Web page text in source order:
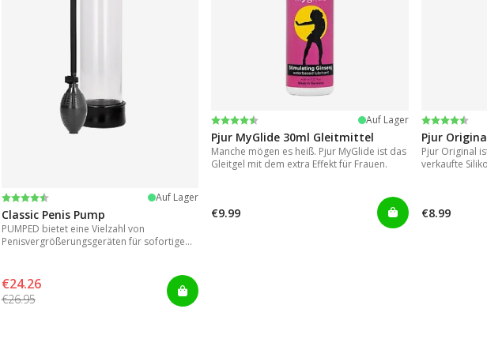
Bewertung:
4.3 von 5 Sternen Auf Lager
Classic Penis Pump
PUMPED bietet eine Vielzahl von
Penisvergrößerungsgeräten für sofortige
€24.26
€26.95
Bewertung:
4.2 von 5 Sternen Auf Lager
Pjur MyGlide 30ml Gleitmittel
Manche mögen es heiß. Pjur MyGlide ist das
Gleitgel mit dem extra Effekt für Frauen.
€9.99
Bewertung:
4.2 von 5
Pjur
Pjur Original
verkaufte
€8.99